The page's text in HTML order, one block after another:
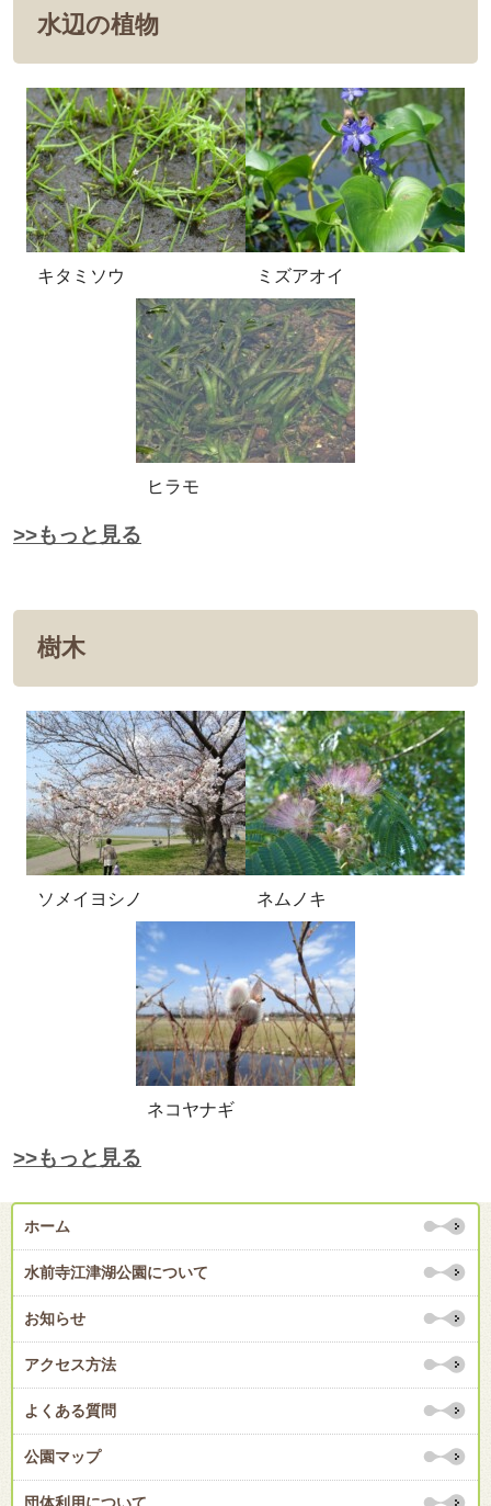
水辺の植物
キタミソウ ミズアオイ
ヒラモ
>>もっと見る
樹木
ソメイヨシノ ネムノキ
ネコヤナギ
>>もっと見る
ホーム
水前寺江津湖公園について
お知らせ
アクセス方法
よくある質問
公園マップ